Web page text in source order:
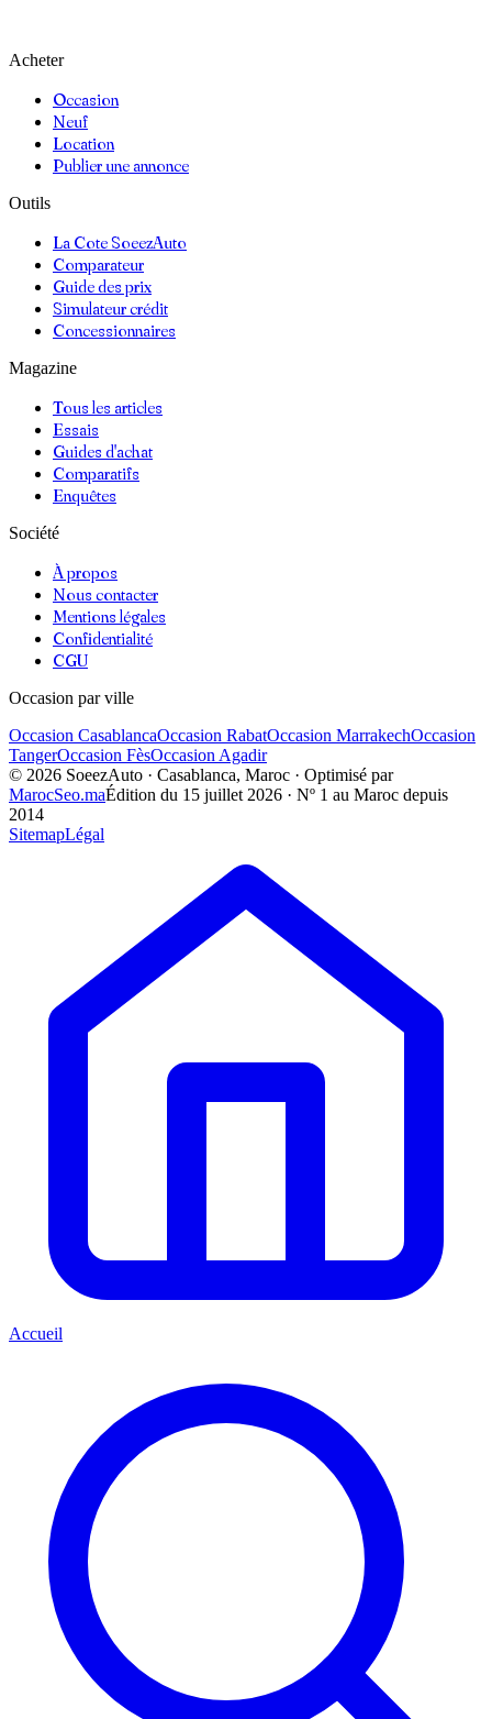
Acheter
Occasion
Neuf
Location
Publier une annonce
Outils
La Cote SoeezAuto
Comparateur
Guide des prix
Simulateur crédit
Concessionnaires
Magazine
Tous les articles
Essais
Guides d'achat
Comparatifs
Enquêtes
Société
À propos
Nous contacter
Mentions légales
Confidentialité
CGU
Occasion par ville
Occasion CasablancaOccasion RabatOccasion MarrakechOccasion
TangerOccasion FèsOccasion Agadir
© 2026 SoeezAuto · Casablanca, Maroc · Optimisé par
MarocSeo.maÉdition du 15 juillet 2026 · Nº 1 au Maroc depuis
2014
SitemapLégal
Accueil